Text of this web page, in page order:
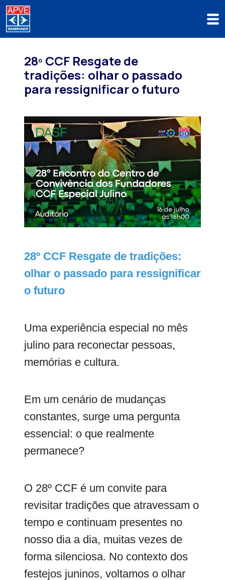
28º CCF Resgate de
tradições: olhar o passado
para ressignificar o futuro
28º CCF Resgate de tradições:
olhar o passado para ressignificar
o futuro
Uma experiência especial no mês
julino para reconectar pessoas,
memórias e cultura.
Em um cenário de mudanças
constantes, surge uma pergunta
essencial: o que realmente
permanece?
O 28º CCF é um convite para
revisitar tradições que atravessam o
tempo e continuam presentes no
nosso dia a dia, muitas vezes de
forma silenciosa. No contexto dos
festejos juninos, voltamos o olhar